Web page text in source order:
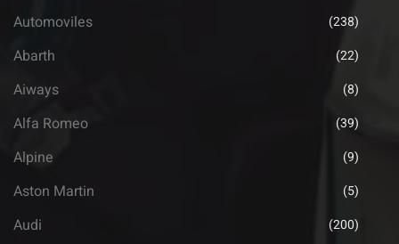
Automoviles (238)
Abarth (22)
Aiways (8)
Alfa Romeo (39)
Alpine (9)
Aston Martin (5)
Audi (200)